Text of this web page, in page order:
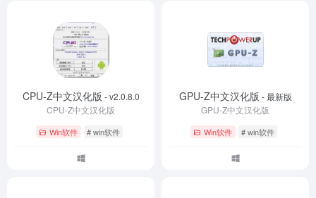
CPU-Z中文汉化版 - v2.0.8.0
CPU-Z中文汉化版
Win软件 # win软件
GPU-Z中文汉化版 - 最新版
GPU-Z中文汉化版
Win软件 # win软件